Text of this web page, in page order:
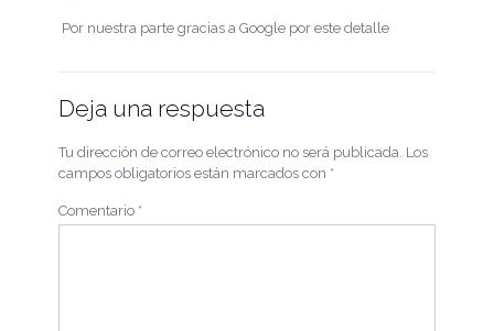
Por nuestra parte gracias a Google por este detalle
Deja una respuesta
Tu dirección de correo electrónico no será publicada. Los
campos obligatorios están marcados con *
Comentario *